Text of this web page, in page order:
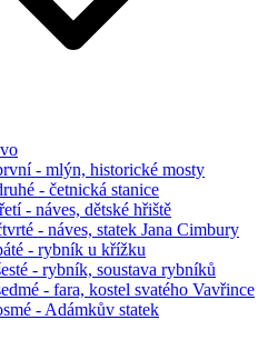
- mlýn, historické mosty
- četnická stanice
- náves, dětské hřiště
- náves, statek Jana Cimbury
- rybník u křížku
- rybník, soustava rybníků
- fara, kostel svatého Vavřince
- Adámkův statek